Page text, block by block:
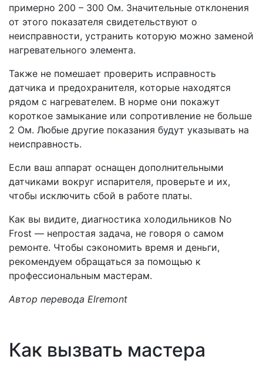
примерно 200 – 300 Ом. Значительные отклонения
от этого показателя свидетельствуют о
неисправности, устранить которую можно заменой
нагревательного элемента.
Также не помешает проверить исправность
датчика и предохранителя, которые находятся
рядом с нагревателем. В норме они покажут
короткое замыкание или сопротивление не больше
2 Ом. Любые другие показания будут указывать на
неисправность.
Если ваш аппарат оснащен дополнительными
датчиками вокруг испарителя, проверьте и их,
чтобы исключить сбой в работе платы.
Как вы видите, диагностика холодильников No
Frost — непростая задача, не говоря о самом
ремонте. Чтобы сэкономить время и деньги,
рекомендуем обращаться за помощью к
профессиональным мастерам.
Автор перевода Elremont
Как вызвать мастера